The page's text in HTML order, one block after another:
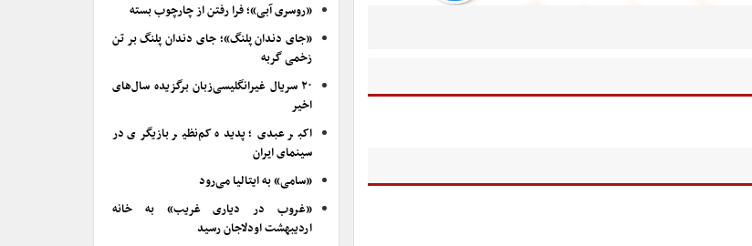
«روسری آبی»؛ فرا رفتن از چارچوب بسته
«جای دندان پلنگ»؛ جای دندان پلنگ بر تن
زخمی گربه
۲۰ سریال غیرانگلیسی‌زبان برگزیده سال‌های
اخیر
اکبر عبدی؛ پدیده کم‌نظیر بازیگری در
سینمای ایران
«سامی» به ایتالیا می‌رود
«غروب در دیاری غریب» به خانه
اردیبهشت اودلاجان رسید